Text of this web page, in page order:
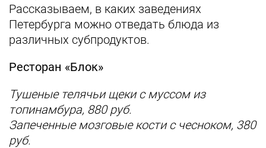
Рассказываем, в каких заведениях
Петербурга можно отведать блюда из
различных субпродуктов.
Ресторан «Блок»
Тушеные телячьи щеки с муссом из
топинамбура, 880 руб.
Запеченные мозговые кости с чесноком, 380
руб.